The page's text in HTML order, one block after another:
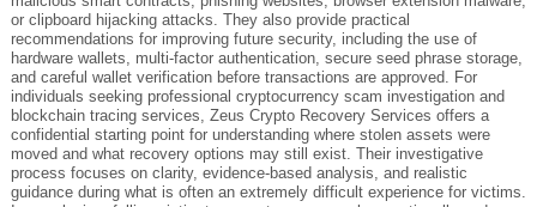
or clipboard hijacking attacks. They also provide practical
recommendations for improving future security, including the use of
hardware wallets, multi-factor authentication, secure seed phrase storage,
and careful wallet verification before transactions are approved. For
individuals seeking professional cryptocurrency scam investigation and
blockchain tracing services, Zeus Crypto Recovery Services offers a
confidential starting point for understanding where stolen assets were
moved and what recovery options may still exist. Their investigative
process focuses on clarity, evidence-based analysis, and realistic
guidance during what is often an extremely difficult experience for victims.